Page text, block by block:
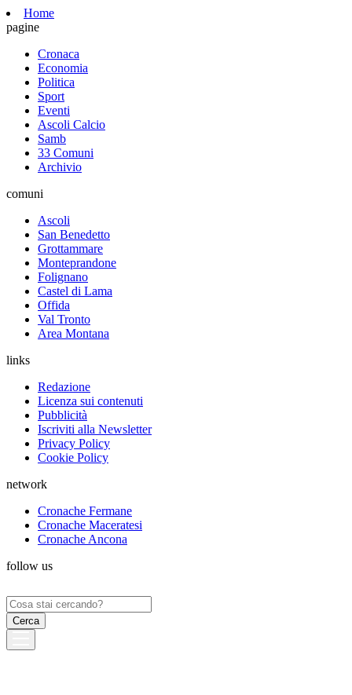
Home
pagine
Cronaca
Economia
Politica
Sport
Eventi
Ascoli Calcio
Samb
33 Comuni
Archivio
comuni
Ascoli
San Benedetto
Grottammare
Monteprandone
Folignano
Castel di Lama
Offida
Val Tronto
Area Montana
links
Redazione
Licenza sui contenuti
Pubblicità
Iscriviti alla Newsletter
Privacy Policy
Cookie Policy
network
Cronache Fermane
Cronache Maceratesi
Cronache Ancona
follow us
Ricerca
per: